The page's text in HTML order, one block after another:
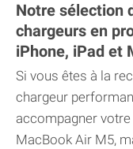
Notre sélection
chargeurs en
iPhone, iPad et
Si vous êtes à la
chargeur
accompagner
MacBook Air M5,